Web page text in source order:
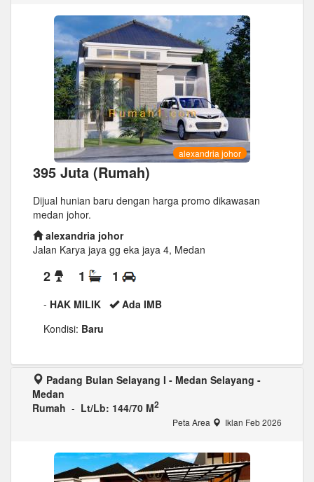
alexandria johor
395 Juta (Rumah)
Dijual hunian baru dengan harga promo dikawasan
medan johor.
alexandria johor
Jalan Karya jaya gg eka jaya 4, Medan
2 1 1
- HAK MILIK
Ada IMB
Kondisi: Baru
Padang Bulan Selayang I - Medan Selayang -
Medan
Rumah - Lt/Lb: 144/70 M2
Peta Area Iklan Feb 2026